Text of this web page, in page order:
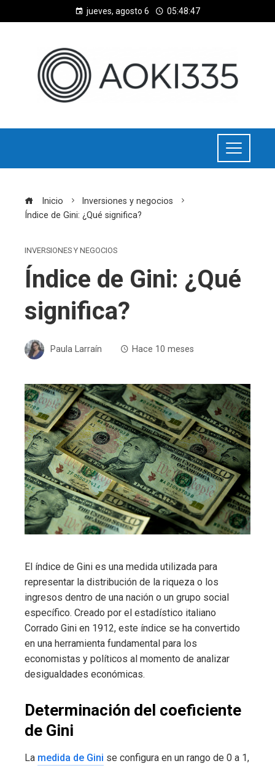
jueves, agosto 6 05:48:47
Inicio
Inversiones y negocios
Índice de Gini: ¿Qué significa?
INVERSIONES Y NEGOCIOS
Índice de Gini: ¿Qué
significa?
Paula Larraín Hace 10 meses
El índice de Gini es una medida utilizada para
representar la distribución de la riqueza o los
ingresos dentro de una nación o un grupo social
específico. Creado por el estadístico italiano
Corrado Gini en 1912, este índice se ha convertido
en una herramienta fundamental para los
economistas y políticos al momento de analizar
desigualdades económicas.
Determinación del coeficiente
de Gini
La medida de Gini se configura en un rango de 0 a 1,